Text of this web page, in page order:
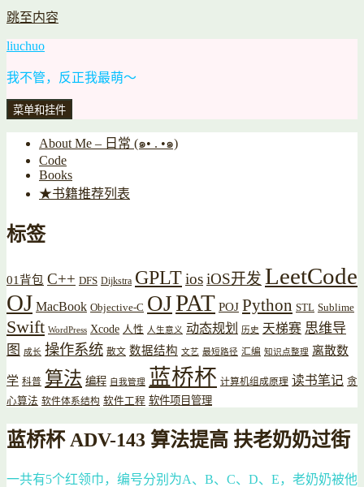
跳至内容
liuchuo
我不管，反正我最萌～
菜单和挂件
About Me – 日常 (๑• . •๑)
Code
Books
★书籍推荐列表
标签
01背包 C++ DFS Dijkstra GPLTiosiOS开发 LeetCode
OJ MacBook Objective-C OJPAT POJ Python STL Sublime
Swift WordPress Xcode 人性 人生意义 动态规划 历史 天梯赛 思维导
图
成长 操作系统 散文 数据结构 文艺 最短路径 汇编 知识点整理 离散数
学 科普 算法 编程 自我管理 蓝桥杯 计算机组成原理 读书笔记 贪
心算法 软件体系结构 软件工程 软件项目管理
蓝桥杯 ADV-143 算法提高 扶老奶奶过街
一共有5个红领巾，编号分别为A、B、C、D、E，老奶奶被他